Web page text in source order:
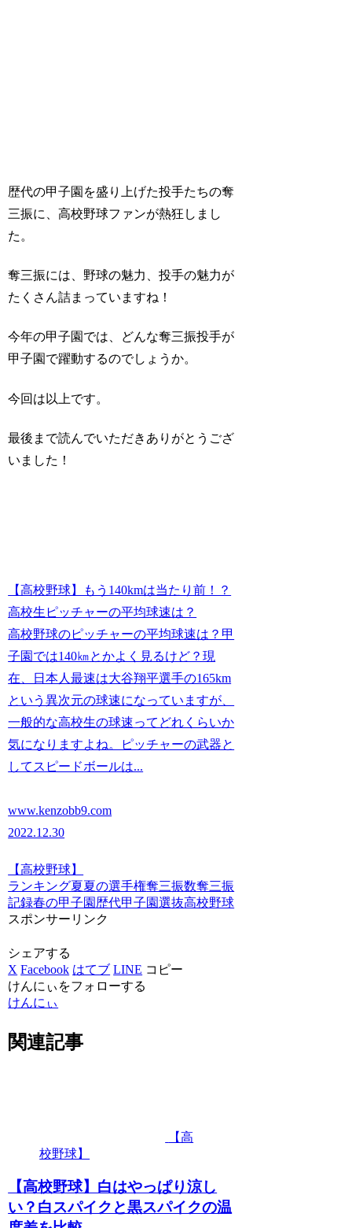
歴代の甲子園を盛り上げた投手たちの奪
三振に、高校野球ファンが熱狂しまし
た。
奪三振には、野球の魅力、投手の魅力が
たくさん詰まっていますね！
今年の甲子園では、どんな奪三振投手が
甲子園で躍動するのでしょうか。
今回は以上です。
最後まで読んでいただきありがとうござ
いました！
【高校野球】もう140kmは当たり前！？
高校生ピッチャーの平均球速は？
高校野球のピッチャーの平均球速は？甲
子園では140㎞とかよく見るけど？現
在、日本人最速は大谷翔平選手の165km
という異次元の球速になっていますが、
一般的な高校生の球速ってどれくらいか
気になりますよね。ピッチャーの武器と
してスピードボールは...
www.kenzobb9.com
2022.12.30
【高校野球】
ランキング夏夏の選手権奪三振数奪三振
記録春の甲子園 歴代甲子園選抜高校野球
スポンサーリンク
シェアする
X Facebook はてブ LINE コピー
けんにぃをフォローする
けんにぃ
関連記事
【高
校野球】
【高校野球】白はやっぱり涼し
い？白スパイクと黒スパイクの温